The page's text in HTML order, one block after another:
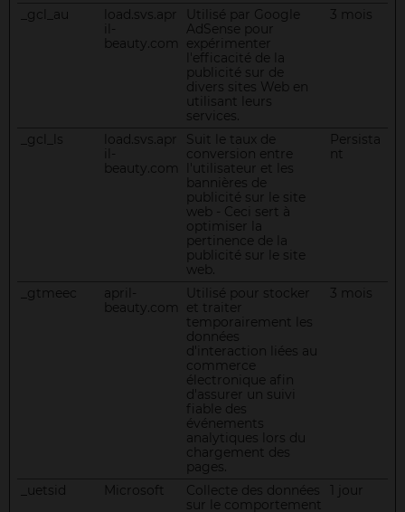
_gcl_au
load.svs.apr
il-
beauty.com
Utilisé par Google
AdSense pour
expérimenter
l'efficacité de la
publicité sur de
divers sites Web en
utilisant leurs
services.
3 mois
_gcl_ls
load.svs.apr
il-
beauty.com
Suit le taux de
conversion entre
l'utilisateur et les
bannières de
publicité sur le site
web - Ceci sert à
optimiser la
pertinence de la
publicité sur le site
web.
Persista
nt
_gtmeec
april-
beauty.com
Utilisé pour stocker
et traiter
temporairement les
données
d'interaction liées au
commerce
électronique afin
d'assurer un suivi
fiable des
événements
analytiques lors du
chargement des
pages.
3 mois
_uetsid Microsoft
Collecte des données
sur le comportement
1 jour